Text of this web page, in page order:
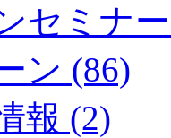
セミナ
ン (86)
報 (2)